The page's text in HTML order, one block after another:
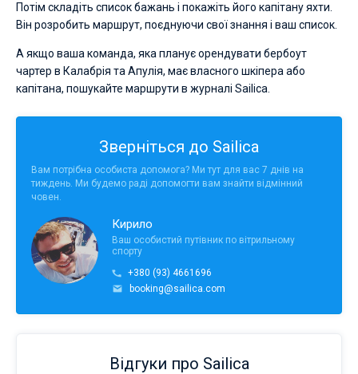
Потім складіть список бажань і покажіть його капітану яхти.
Він розробить маршрут, поєднуючи свої знання і ваш список.
А якщо ваша команда, яка планує орендувати бербоут
чартер в Калабрія та Апулія, має власного шкіпера або
капітана, пошукайте маршрути в журналі Sailica.
Зверніться до Sailica
Вам потрібна особиста допомога? Ми тут для вас 7 днів на
тиждень. Ми будемо раді допомогти вам знайти відмінний
човен.
Кирило
Ваш особистий путівник по вітрильному
спорту
+380 (93) 4661696
booking@sailica.com
Відгуки про Sailica